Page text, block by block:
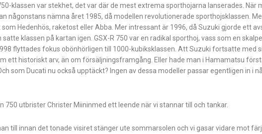
klassen var stekhet, det var där de mest extrema sporthojarna lanserades. När
någonstans nämna året 1985, då modellen revolutionerade sporthojsklassen.
Hedenhös, raketost eller Abba. Mer intressant är 1996, då Suzuki gjorde ett
klassen på kartan igen. GSX-R 750 var en radikal sporthoj, vass som en
flyttades fokus obönhörligen till 1000-kubiksklassen. Att Suzuki fortsatte med
ett historiskt arv, än om försäljningsframgång. Eller hade man i Hamamatsu
som Ducati nu också upptäckt? Ingen av dessa modeller passar egentligen in i
750 utbrister Christer Miininmed ett leende när vi stannar till och tankar.
till innan det tonade visiret stänger ute sommarsolen och vi gasar vidare mot